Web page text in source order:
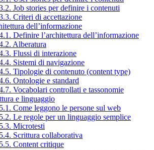
Job stories per definire i contenuti
Criteri di accettazione
dell’informazione
Definire l’architettura dell’informazione
Alberatura
Flussi di interazione
Sistemi di navigazione
Tipologie di contenuto (content type)
Ontologie e standard
Vocabolari controllati e tassonomie
e linguaggio
Come leggono le persone sul web
Le regole per un linguaggio semplice
Microtesti
Scrittura collaborativa
Content critique